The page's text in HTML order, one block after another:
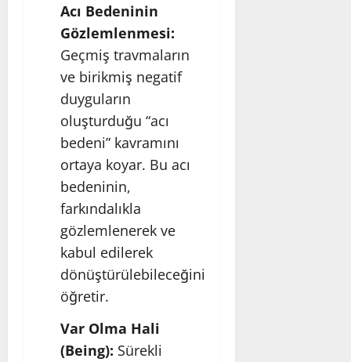
Acı Bedeninin
Gözlemlenmesi:
Geçmiş travmaların
ve birikmiş negatif
duyguların
oluşturduğu “acı
bedeni” kavramını
ortaya koyar. Bu acı
bedeninin,
farkındalıkla
gözlemlenerek ve
kabul edilerek
dönüştürülebileceğini
öğretir.
Var Olma Hali
(Being): Sürekli